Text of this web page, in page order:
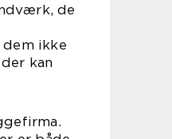
de
ikke
kan